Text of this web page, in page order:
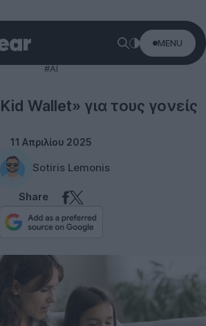
MENU
Technology
#AI
Wallet» για τους γονείς
11 Απριλίου 2025
Sotiris Lemonis
Share